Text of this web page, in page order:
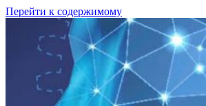
Перейти к содержимому